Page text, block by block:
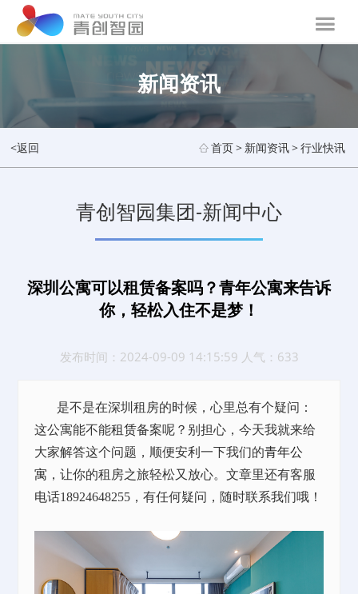
新闻资讯
<返回 首页> 新闻资讯>行业快讯
青创智园集团-新闻中心
深圳公寓可以租赁备案吗？青年公寓来告诉
你，轻松入住不是梦！
发布时间：2024-09-09 14:15:59 人气：633
是不是在深圳租房的时候，心里总有个疑问：
这公寓能不能租赁备案呢？别担心，今天我就来给
大家解答这个问题，顺便安利一下我们的青年公
寓 ，让你的租房之旅轻松又放心。文章里还有客服
电话18924648255，有任何疑问，随时联系我们哦！